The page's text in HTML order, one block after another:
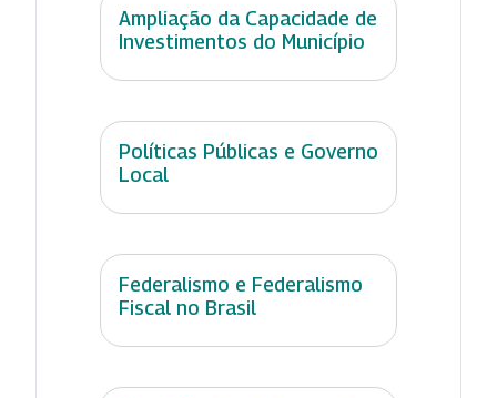
Ampliação da Capacidade de
Investimentos do Município
Políticas Públicas e Governo
Local
Federalismo e Federalismo
Fiscal no Brasil